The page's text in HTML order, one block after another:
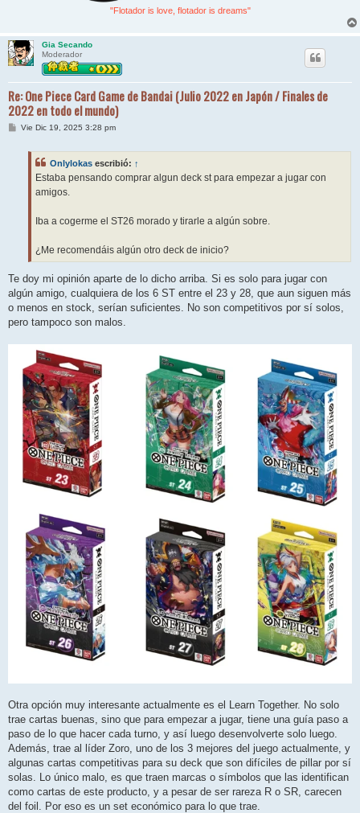
"Flotador is love, flotador is dreams"
Gia Secando
Moderador
Re: One Piece Card Game de Bandai (Julio 2022 en Japón / Finales de
2022 en todo el mundo)
MVie Dic 19, 2025 3:28 pm
Onlylokas escribió: ↑
Estaba pensando comprar algun deck st para empezar a jugar con
amigos.
Iba a cogerme el ST26 morado y tirarle a algún sobre.
¿Me recomendáis algún otro deck de inicio?
Te doy mi opinión aparte de lo dicho arriba. Si es solo para jugar con
algún amigo, cualquiera de los 6 ST entre el 23 y 28, que aun siguen más
o menos en stock, serían suficientes. No son competitivos por sí solos,
pero tampoco son malos.
Otra opción muy interesante actualmente es el Learn Together. No solo
trae cartas buenas, sino que para empezar a jugar, tiene una guía paso a
paso de lo que hacer cada turno, y así luego desenvolverte solo luego.
Además, trae al líder Zoro, uno de los 3 mejores del juego actualmente, y
algunas cartas competitivas para su deck que son difíciles de pillar por sí
solas. Lo único malo, es que traen marcas o símbolos que las identifican
como cartas de este producto, y a pesar de ser rareza R o SR, carecen
del foil. Por eso es un set económico para lo que trae.